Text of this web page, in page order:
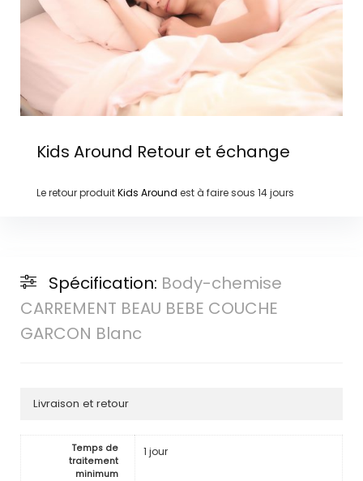
Kids Around Retour et échange
Le retour produitKids Around est à faire sous 14 jours
Spécification: Body-chemise
CARREMENT BEAU BEBE COUCHE
GARCON Blanc
Livraison et retour
Temps de
traitement
minimum
1 jour